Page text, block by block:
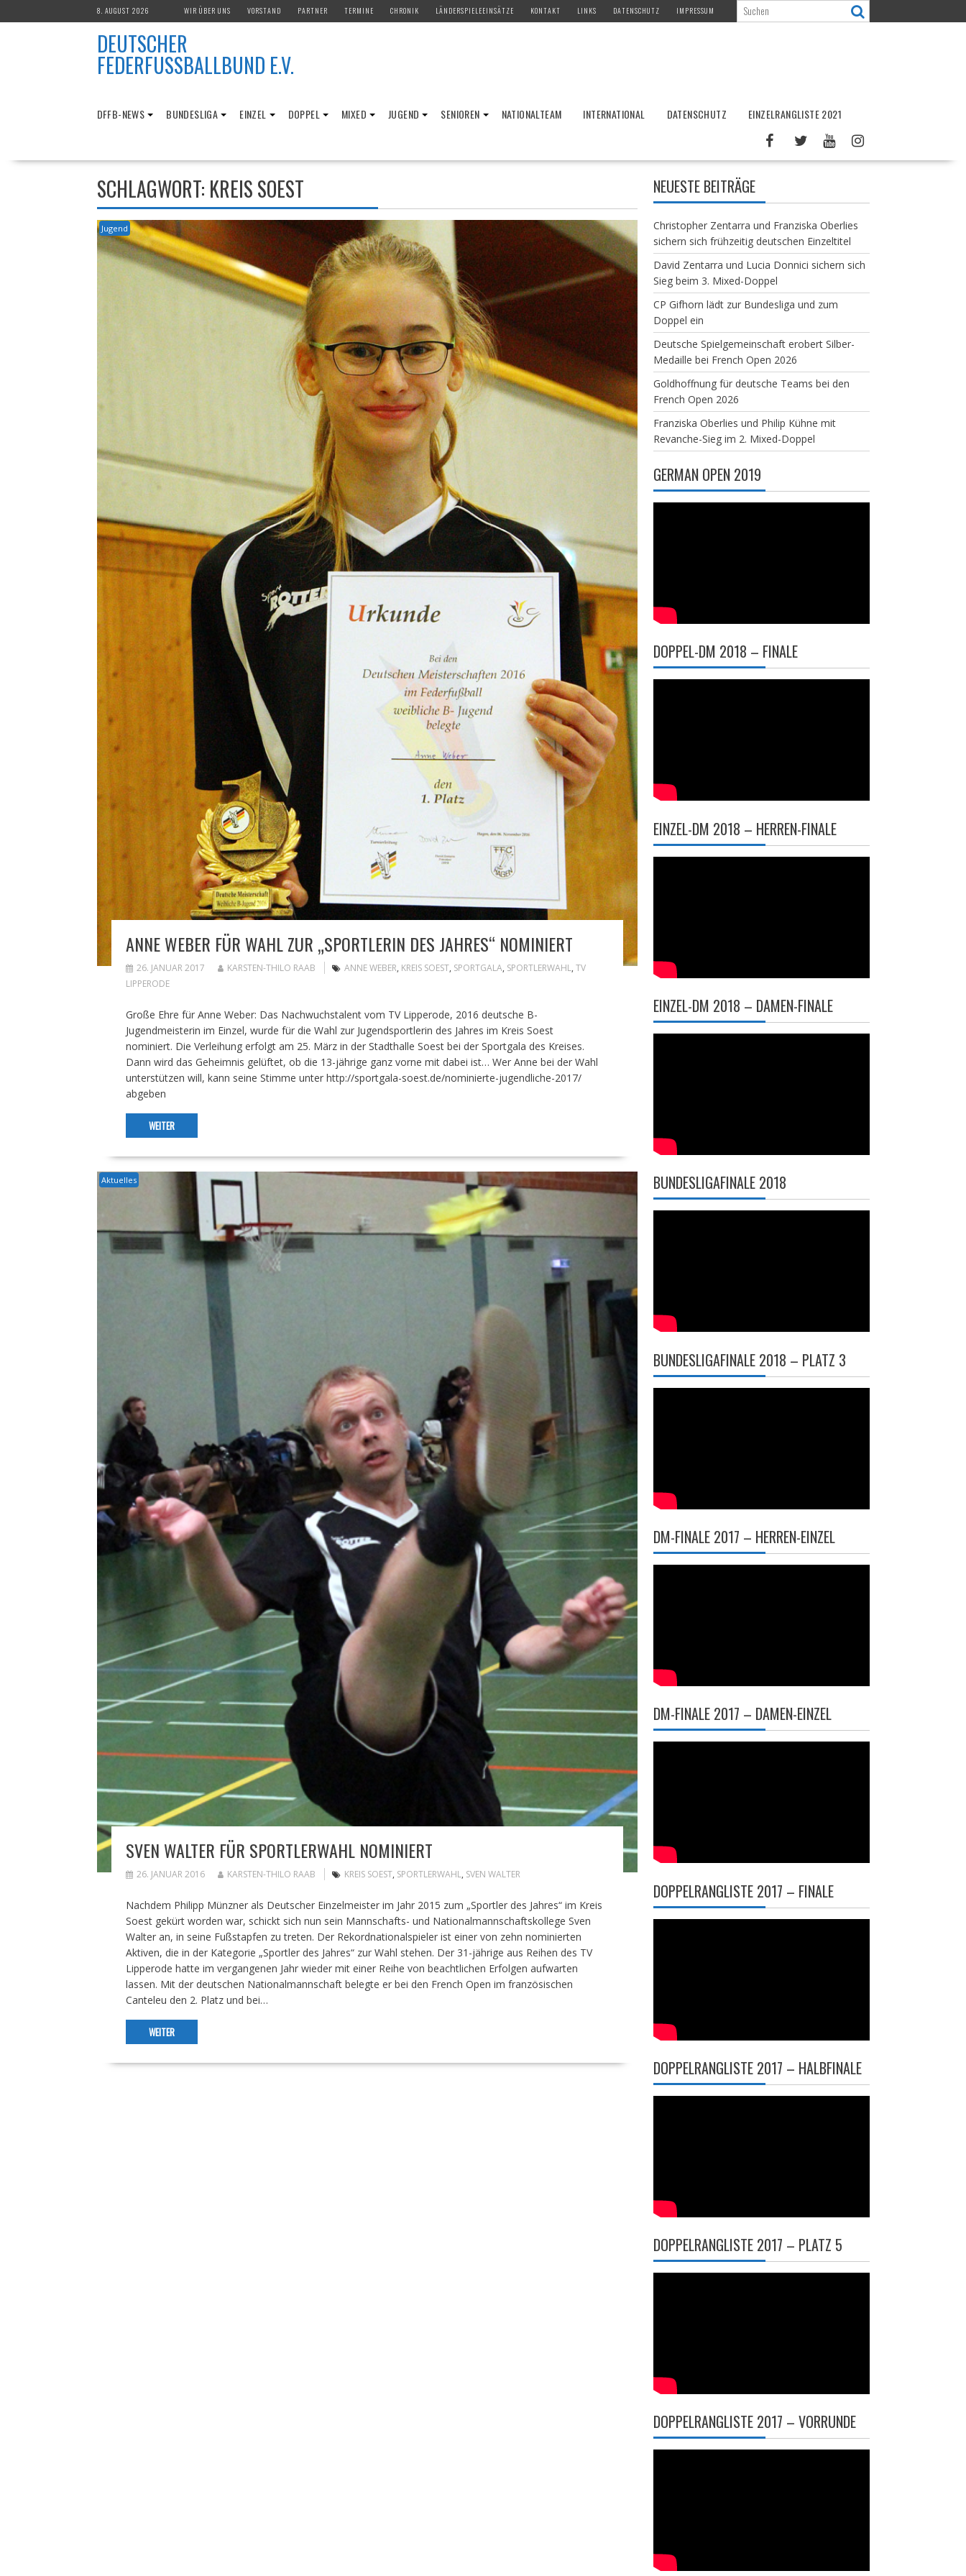
to
8. AUGUST 2026 WIR ÜBER UNS VORSTAND PARTNER TERMINE CHRONIK LÄNDERSPIELEEINSÄTZE KONTAKT LINKS DATENSCHUTZ IMPRESSUM
DEUTSCHER
FEDERFUSSBALLBUND E.V.
DFFB-NEWS BUNDESLIGA EINZEL DOPPEL MIXED JUGEND SENIOREN NATIONALTEAM INTERNATIONAL DATENSCHUTZ EINZELRANGLISTE 2021
SCHLAGWORT: KREIS SOEST
Jugend
ANNE WEBER FÜR WAHL ZUR „SPORTLERIN DES JAHRES“ NOMINIERT
26. JANUAR 2017 KARSTEN-THILO RAAB ANNE WEBER, KREIS SOEST, SPORTGALA, SPORTLERWAHL, TV
LIPPERODE
Große Ehre für Anne Weber: Das Nachwuchstalent vom TV Lipperode, 2016 deutsche B-
Jugendmeisterin im Einzel, wurde für die Wahl zur Jugendsportlerin des Jahres im Kreis Soest
nominiert. Die Verleihung erfolgt am 25. März in der Stadthalle Soest bei der Sportgala des Kreises.
Dann wird das Geheimnis gelüftet, ob die 13-jährige ganz vorne mit dabei ist… Wer Anne bei der Wahl
unterstützen will, kann seine Stimme unter http://sportgala-soest.de/nominierte-jugendliche-2017/
abgeben
WEITER
Aktuelles
SVEN WALTER FÜR SPORTLERWAHL NOMINIERT
26. JANUAR 2016 KARSTEN-THILO RAAB KREIS SOEST, SPORTLERWAHL, SVEN WALTER
Nachdem Philipp Münzner als Deutscher Einzelmeister im Jahr 2015 zum „Sportler des Jahres“ im Kreis
Soest gekürt worden war, schickt sich nun sein Mannschafts- und Nationalmannschaftskollege Sven
Walter an, in seine Fußstapfen zu treten. Der Rekordnationalspieler ist einer von zehn nominierten
Aktiven, die in der Kategorie „Sportler des Jahres“ zur Wahl stehen. Der 31-jährige aus Reihen des TV
Lipperode hatte im vergangenen Jahr wieder mit einer Reihe von beachtlichen Erfolgen aufwarten
lassen. Mit der deutschen Nationalmannschaft belegte er bei den French Open im französischen
Canteleu den 2. Platz und bei…
WEITER
NEUESTE BEITRÄGE
Christopher Zentarra und Franziska Oberlies
sichern sich frühzeitig deutschen Einzeltitel
David Zentarra und Lucia Donnici sichern sich
Sieg beim 3. Mixed-Doppel
CP Gifhorn lädt zur Bundesliga und zum
Doppel ein
Deutsche Spielgemeinschaft erobert Silber-
Medaille bei French Open 2026
Goldhoffnung für deutsche Teams bei den
French Open 2026
Franziska Oberlies und Philip Kühne mit
Revanche-Sieg im 2. Mixed-Doppel
GERMAN OPEN 2019
DOPPEL-DM 2018 – FINALE
EINZEL-DM 2018 – HERREN-FINALE
EINZEL-DM 2018 – DAMEN-FINALE
BUNDESLIGAFINALE 2018
BUNDESLIGAFINALE 2018 – PLATZ 3
DM-FINALE 2017 – HERREN-EINZEL
DM-FINALE 2017 – DAMEN-EINZEL
DOPPELRANGLISTE 2017 – FINALE
DOPPELRANGLISTE 2017 – HALBFINALE
DOPPELRANGLISTE 2017 – PLATZ 5
DOPPELRANGLISTE 2017 – VORRUNDE